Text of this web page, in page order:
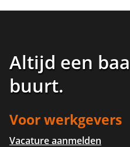
Altijd een
buurt.
Voor werkgevers
Vacature aanmelden